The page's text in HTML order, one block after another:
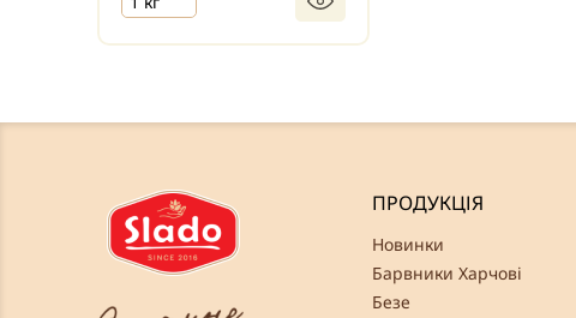
ПРОДУКЦІЯ
Новинки
Барвники Харчові
Безе